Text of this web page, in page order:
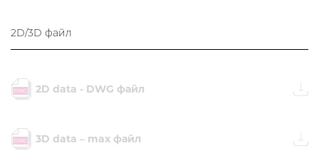
2D/3D файл
2D data - DWG файл
3D data – max файл